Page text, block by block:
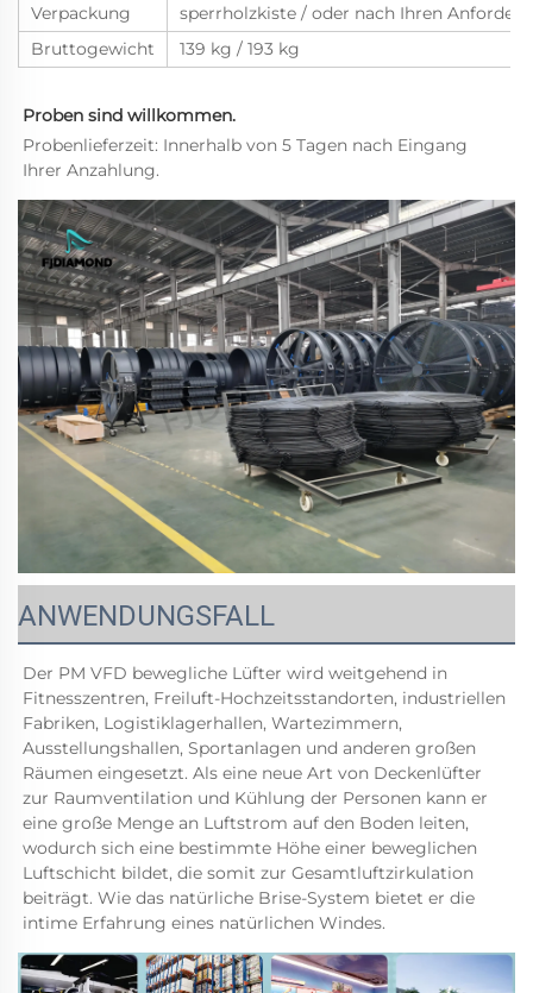
Verpackung
sperrholzkiste / oder nach Ihren
Bruttogewicht
139 kg / 193 kg
Proben sind willkommen.
Probenlieferzeit: Innerhalb von 5 Tagen nach Eingang
Ihrer Anzahlung.
ANWENDUNGSFALL
Der PM VFD bewegliche Lüfter wird weitgehend in
Fitnesszentren, Freiluft-Hochzeitsstandorten, industriellen
Fabriken, Logistiklagerhallen, Wartezimmern,
Ausstellungshallen, Sportanlagen und anderen großen
Räumen eingesetzt. Als eine neue Art von Deckenlüfter
zur Raumventilation und Kühlung der Personen kann er
eine große Menge an Luftstrom auf den Boden leiten,
wodurch sich eine bestimmte Höhe einer beweglichen
Luftschicht bildet, die somit zur Gesamtluftzirkulation
beiträgt. Wie das natürliche Brise-System bietet er die
intime Erfahrung eines natürlichen Windes.